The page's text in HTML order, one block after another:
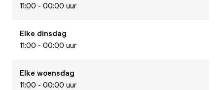
11:00 - 00:00 uur
Elke dinsdag
11:00 - 00:00 uur
Elke woensdag
11:00 - 00:00 uur